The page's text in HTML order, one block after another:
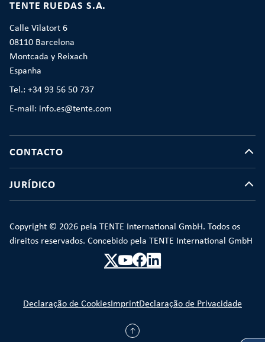
TENTE RUEDAS S.A.
Calle Vilatort 6
08110 Barcelona
Montcada y Reixach
Espanha
Tel.: +34 93 56 50 737
E-mail: info.es@tente.com
CONTACTO
JURÍDICO
Copyright © 2026 pela TENTE International GmbH. Todos os
direitos reservados. Concebido pela TENTE International GmbH
Declaração de Cookies ImprintDeclaração de Privacidade